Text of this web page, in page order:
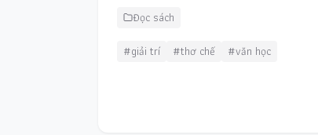
Đọc sách
#giải trí
#thơ chế #văn học